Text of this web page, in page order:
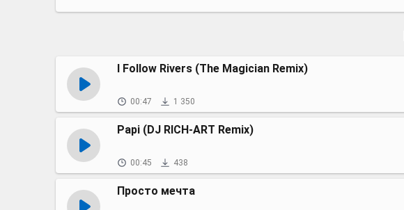
I Follow Rivers (The Magician Remix)
00:47 1 350
Papi (DJ RICH-ART Remix)
00:45 438
Просто мечта